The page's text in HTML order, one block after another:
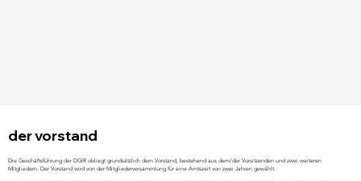
Die Geschäftsführung der DGIR obliegt grundsätzlich dem Vorstand, bestehend aus dem/der Vorsitzenden und zwei weiteren
Mitgliedern. Der Vorstand wird von der Mitgliederversammlung für eine Amtszeit von zwei Jahren gewählt.
der vorstand